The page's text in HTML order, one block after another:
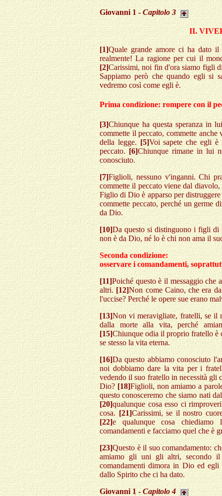
Giovanni 1 - Capitolo 3
II.
[1]Quale grande amore ci ha dato
realmente! La ragione per cui il
[2]Carissimi, noi fin d'ora siamo figli
Sappiamo però che quando egli si
vedremo così come egli è.
Prima condizione: rompere con il
[3]Chiunque ha questa speranza in
commette il peccato, commette
della legge. [5]Voi sapete che egli
peccato.[6]Chiunque rimane in lui
conosciuto.
[7]Figlioli, nessuno v'inganni. Chi
commette il peccato viene dal
Figlio di Dio è apparso per
commette peccato, perché un germe
da Dio.
[10]Da questo si distinguono i figli
non è da Dio, né lo è chi non ama il
Seconda condizione:
osservare i comandamenti,
[11]Poiché questo è il messaggio
altri. [12]Non come Caino, che era
l'uccise? Perché le opere sue erano
[13]Non vi meravigliate, fratelli, se il
dalla morte alla vita, perché
[15]Chiunque odia il proprio fratello è
se stesso la vita eterna.
[16]Da questo abbiamo conosciuto
noi dobbiamo dare la vita per i
vedendo il suo fratello in necessità
Dio? [18]Figlioli, non amiamo a
questo conosceremo che siamo nati
[20]qualunque cosa esso ci
cosa. [21]Carissimi, se il nostro
[22]e qualunque cosa
comandamenti e facciamo quel che è
[23]Questo è il suo comandamento:
amiamo gli uni gli altri, secondo
comandamenti dimora in Dio ed
dallo Spirito che ci ha dato.
Giovanni 1 - Capitolo 4